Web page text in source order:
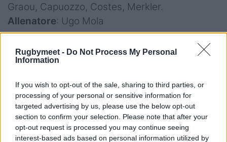
Rugbymeet - Do Not Process My Personal
Information
If you wish to opt-out of the sale, sharing to third parties, or
processing of your personal or sensitive information for
targeted advertising by us, please use the below opt-out
section to confirm your selection. Please note that after your
opt-out request is processed you may continue seeing
interest-based ads based on personal information utilized by
Graou, Capuozzo, Costes, Merkler.
Allenatore: Ugo Mola
La formazione del
Bordeaux
Buros - Penaud, Depoortere, Moefana, Bielle-
Biarrey - (a) Jalibert, (mm) Lucu (cap.) - Diaby,
Tatafu, Vergnes-Taillefer - Coleman, Cazeaux -